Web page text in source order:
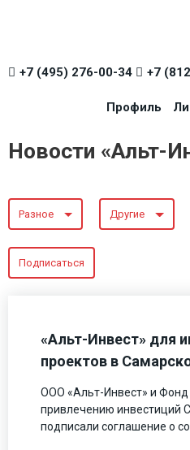
+7 (495) 276-00-34 +7
Профиль
Новости «Альт-
Разное Другие
Подписаться
«Альт-Инвест» для
проектов в
ООО «Альт-Инвест» и Фонд
привлечению инвестиций
подписали соглашение о